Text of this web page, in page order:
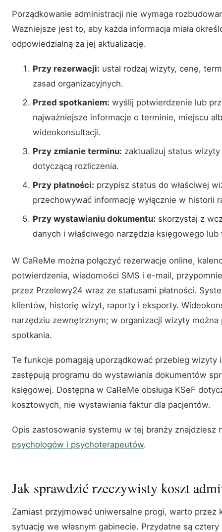
Porządkowanie administracji nie wymaga
Ważniejsze jest to, aby każda informacja miała
odpowiedzialną za jej aktualizację.
Przy rezerwacji: ustal rodzaj wizyty, cenę,
zasad organizacyjnych.
Przed spotkaniem: wyślij potwierdzenie lub
najważniejsze informacje o terminie, miejscu
wideokonsultacji.
Przy zmianie terminu: zaktualizuj status
dotyczącą rozliczenia.
Przy płatności: przypisz status do właściwej
przechowywać informację wyłącznie w historii
Przy wystawianiu dokumentu: skorzystaj z
danych i właściwego narzędzia księgowego lub
W CaReMe można połączyć rezerwacje online,
potwierdzenia, wiadomości SMS i e-mail,
przez Przelewy24 wraz ze statusami płatności.
klientów, historię wizyt, raporty i eksporty.
narzędziu zewnętrznym; w organizacji wizyty można
spotkania.
Te funkcje pomagają uporządkować przebieg wizyty
zastępują programu do wystawiania dokumentów
księgowej. Dostępna w CaReMe obsługa KSeF
kosztowych, nie wystawiania faktur dla pacjentów.
Opis zastosowania systemu w tej branży znajdziesz
psychologów i psychoterapeutów.
Jak sprawdzić rzeczywisty koszt
Zamiast przyjmować uniwersalne progi, warto przez
sytuację we własnym gabinecie. Przydatne są